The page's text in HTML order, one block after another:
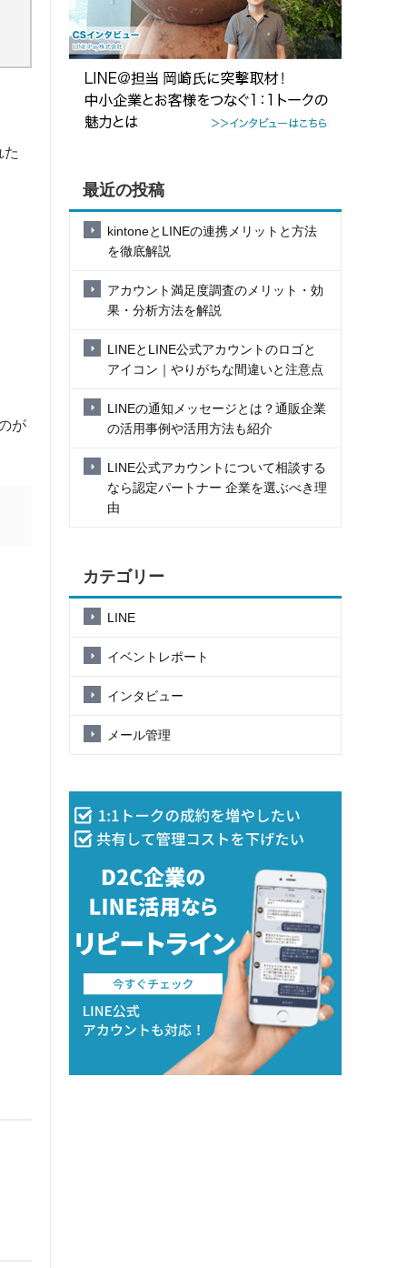
た
が
最近の投稿
kintoneとLINEの連携メリットと方法
を徹底解説
アカウント満足度調査のメリット・効
果・分析方法を解説
LINEとLINE公式アカウントのロゴと
アイコン｜やりがちな間違いと注意点
LINEの通知メッセージとは？通販企業
の活用事例や活用方法も紹介
LINE公式アカウントについて相談する
なら認定パートナー 企業を選ぶべき理
由
カテゴリー
LINE
イベントレポート
インタビュー
メール管理